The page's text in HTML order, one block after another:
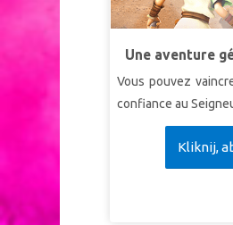
Une aventure
Vous pouvez
confiance au
Kliknij,